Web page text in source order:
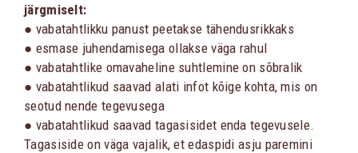
järgmiselt:
● vabatahtlikku panust peetakse tähendusrikkaks
● esmase juhendamisega ollakse väga rahul
● vabatahtlike omavaheline suhtlemine on sõbralik
● vabatahtlikud saavad alati infot kõige kohta, mis on
seotud nende tegevusega
● vabatahtlikud saavad tagasisidet enda tegevusele.
Tagasiside on väga vajalik, et edaspidi asju paremini